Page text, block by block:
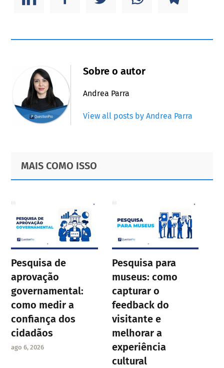
Sobre o autor
Andrea Parra
View all posts by Andrea Parra
Primary
Sidebar
Footer
MAIS COMO ISSO
Pesquisa de
aprovação
governamental:
como medir a
confiança dos
cidadãos
ago 6, 2026
Pesquisa para
museus: como
capturar o
feedback do
visitante e
melhorar a
experiência
cultural